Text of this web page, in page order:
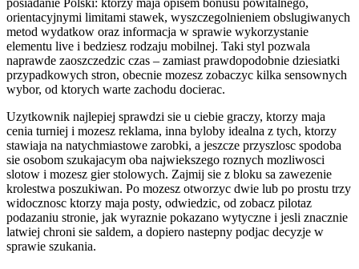
posiadanie Polski: ktorzy maja opisem bonusu powitalnego,
orientacyjnymi limitami stawek, wyszczegolnieniem obslugiwanych
metod wydatkow oraz informacja w sprawie wykorzystanie
elementu live i bedziesz rodzaju mobilnej. Taki styl pozwala
naprawde zaoszczedzic czas – zamiast prawdopodobnie dziesiatki
przypadkowych stron, obecnie mozesz zobaczyc kilka sensownych
wybor, od ktorych warte zachodu docierac.
Uzytkownik najlepiej sprawdzi sie u ciebie graczy, ktorzy maja
cenia turniej i mozesz reklama, inna byloby idealna z tych, ktorzy
stawiaja na natychmiastowe zarobki, a jeszcze przyszlosc spodoba
sie osobom szukajacym oba najwiekszego roznych mozliwosci
slotow i mozesz gier stolowych. Zajmij sie z bloku sa zawezenie
krolestwa poszukiwan. Po mozesz otworzyc dwie lub po prostu trzy
widocznosc ktorzy maja posty, odwiedzic, od zobacz pilotaz
podazaniu stronie, jak wyraznie pokazano wytyczne i jesli znacznie
latwiej chroni sie saldem, a dopiero nastepny podjac decyzje w
sprawie szukania.